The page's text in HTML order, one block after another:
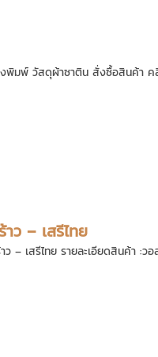
พิมพ์ วัสดุผ้าซาติน สั่งซื้อสินค้า
ว – เสรีไทย
เสรีไทย รายละเอียดสินค้า :ว